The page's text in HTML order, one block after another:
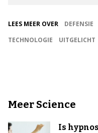
LEES MEER OVER DEFENSIE
TECHNOLOGIE
UITGELICHT
Meer Science
Is